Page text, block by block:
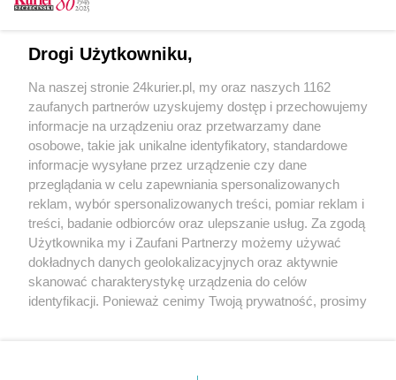
Kondolencje
Henryk Gęsikowski
Marek Matkowski
Anna Gęsikowska
Elżbieta Przybysz
Nina Grudnik
Drogi Użytkowniku,
Na naszej stronie 24kurier.pl, my oraz naszych 1162
zaufanych partnerów uzyskujemy dostęp i przechowujemy
informacje na urządzeniu oraz przetwarzamy dane
osobowe, takie jak unikalne identyfikatory, standardowe
informacje wysyłane przez urządzenie czy dane
przeglądania w celu zapewniania spersonalizowanych
reklam, wybór spersonalizowanych treści, pomiar reklam i
treści, badanie odbiorców oraz ulepszanie usług. Za zgodą
Użytkownika my i Zaufani Partnerzy możemy używać
dokładnych danych geolokalizacyjnych oraz aktywnie
skanować charakterystykę urządzenia do celów
identyfikacji. Ponieważ cenimy Twoją prywatność, prosimy